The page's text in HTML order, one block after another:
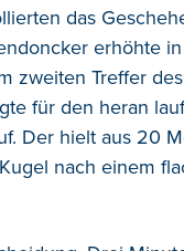
das
erhöhte
zweiten Treffer
für den heran
Der hielt aus 20
nach einem